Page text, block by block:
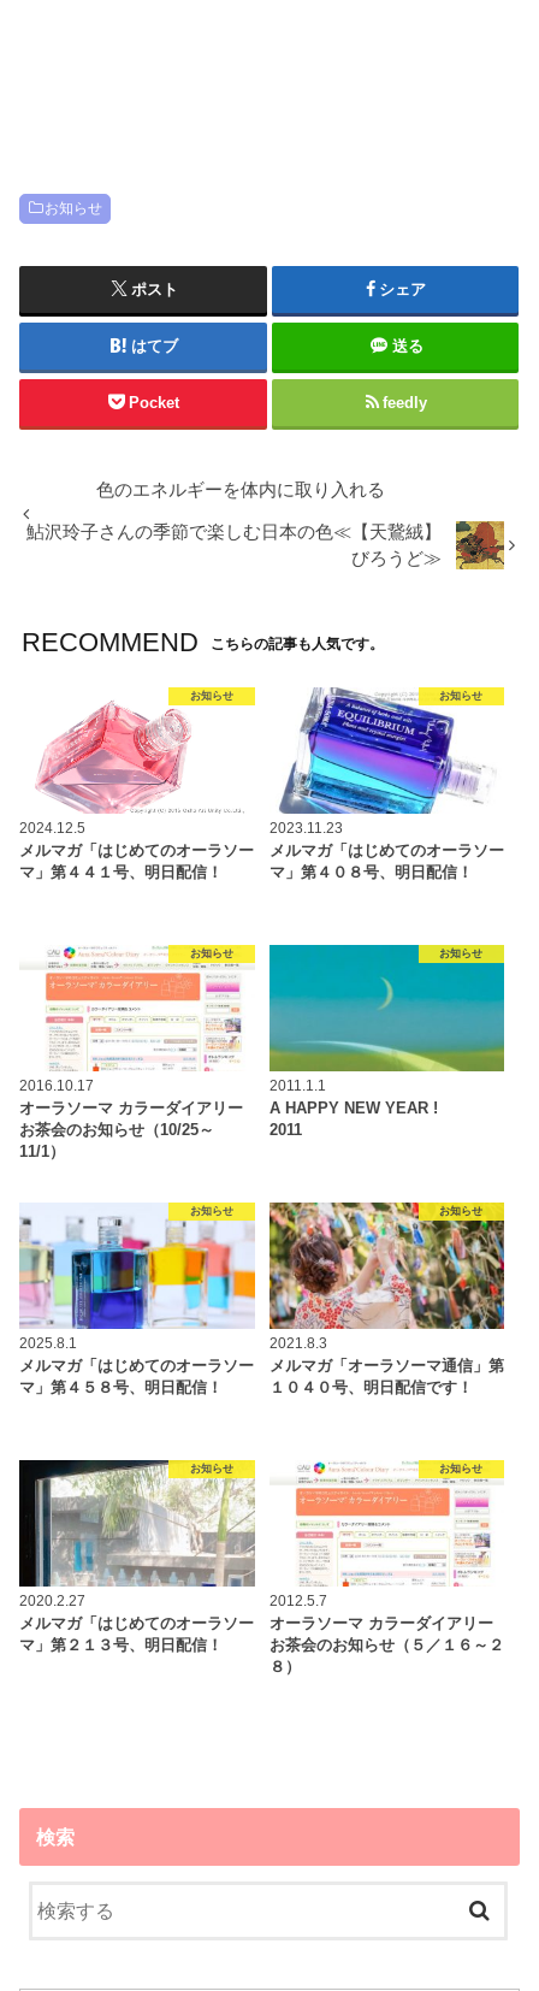
お知らせ
ポスト シェア
はてブ 送る
Pocket feedly
色のエネルギーを体内に取り入れる
鮎沢玲子さんの季節で楽しむ日本の色≪【天鵞絨】
びろうど≫
RECOMMEND こちらの記事も人気です。
お知らせ
2024.12.5
メルマガ「はじめてのオーラソー
マ」第４４１号、明日配信！
お知らせ
2023.11.23
メルマガ「はじめてのオーラソー
マ」第４０８号、明日配信！
お知らせ
2016.10.17
オーラソーマ カラーダイアリー
お茶会のお知らせ（10/25～
11/1）
お知らせ
2011.1.1
A HAPPY NEW YEAR !
2011
お知らせ
2025.8.1
メルマガ「はじめてのオーラソー
マ」第４５８号、明日配信！
お知らせ
2021.8.3
メルマガ「オーラソーマ通信」第
１０４０号、明日配信です！
お知らせ
2020.2.27
メルマガ「はじめてのオーラソー
マ」第２１３号、明日配信！
お知らせ
2012.5.7
オーラソーマ カラーダイアリー
お茶会のお知らせ（５／１６～２
８）
検索